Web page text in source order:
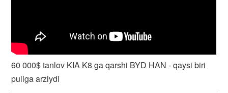
60 000$ tanlov KIA K8 ga qarshi BYD HAN - qaysi biri
puliga arziydi